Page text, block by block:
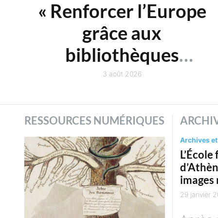
« Renforcer l’Europe
grâce aux
bibliothèques
publiques » : un rapport
du Conseil de l’UE
3 août 2026
RESSOURCES NUMÉRIQUES
Archives
images
29 janvier